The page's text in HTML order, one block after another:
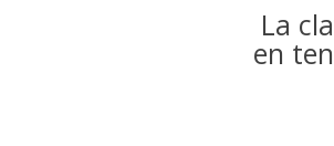
La
en